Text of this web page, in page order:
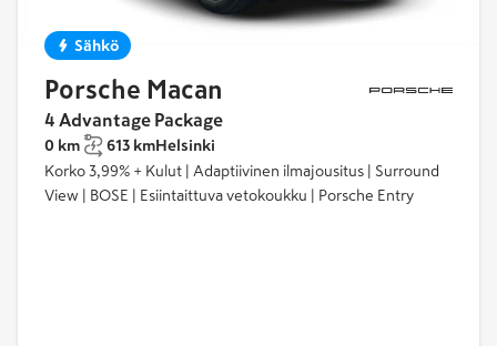
Sähkö
Porsche Macan
4 Advantage Package
0 km 613 km Helsinki
Korko 3,99% + Kulut | Adaptiivinen ilmajousitus | Surround
View | BOSE | Esiintaittuva vetokoukku | Porsche Entry